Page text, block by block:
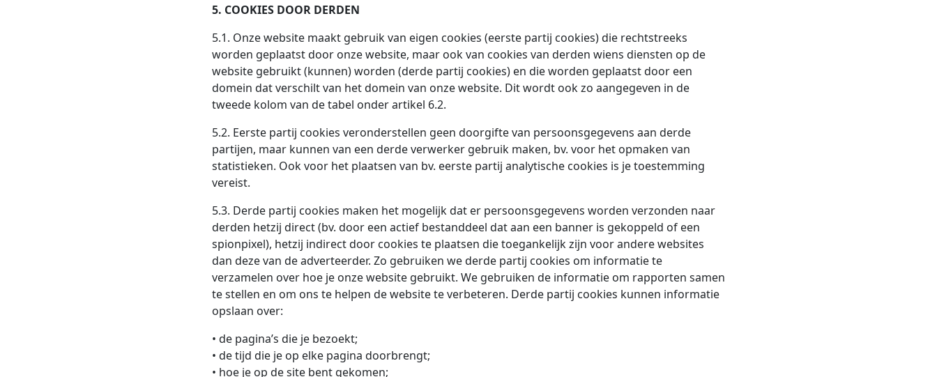
5. COOKIES DOOR DERDEN
5.1. Onze website maakt gebruik van eigen cookies (eerste partij cookies) die rechtstreeks
worden geplaatst door onze website, maar ook van cookies van derden wiens diensten op de
website gebruikt (kunnen) worden (derde partij cookies) en die worden geplaatst door een
domein dat verschilt van het domein van onze website. Dit wordt ook zo aangegeven in de
tweede kolom van de tabel onder artikel 6.2.
5.2. Eerste partij cookies veronderstellen geen doorgifte van persoonsgegevens aan derde
partijen, maar kunnen van een derde verwerker gebruik maken, bv. voor het opmaken van
statistieken. Ook voor het plaatsen van bv. eerste partij analytische cookies is je toestemming
vereist.
5.3. Derde partij cookies maken het mogelijk dat er persoonsgegevens worden verzonden naar
derden hetzij direct (bv. door een actief bestanddeel dat aan een banner is gekoppeld of een
spionpixel), hetzij indirect door cookies te plaatsen die toegankelijk zijn voor andere websites
dan deze van de adverteerder. Zo gebruiken we derde partij cookies om informatie te
verzamelen over hoe je onze website gebruikt. We gebruiken de informatie om rapporten samen
te stellen en om ons te helpen de website te verbeteren. Derde partij cookies kunnen informatie
opslaan over:
• de pagina’s die je bezoekt;
• de tijd die je op elke pagina doorbrengt;
• hoe je op de site bent gekomen;